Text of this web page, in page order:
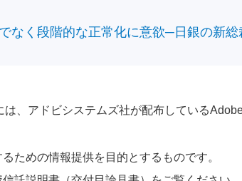
なく段階的な正常化に意欲─日銀の新総
、アドビシステムズ社が配布している
ための情報提供を目的とするものです。